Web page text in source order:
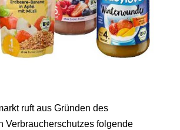
ruft aus Gründen des
Verbraucherschutzes folgende